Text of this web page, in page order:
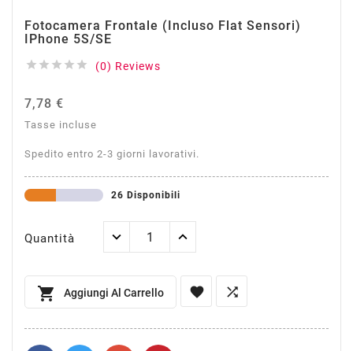
Fotocamera Frontale (incluso Flat Sensori)
IPhone 5S/SE
     (0) Reviews
7,78 €
Tasse incluse
Spedito entro 2-3 giorni lavorativi.
26 Disponibili
Quantità
 Aggiungi Al Carrello  